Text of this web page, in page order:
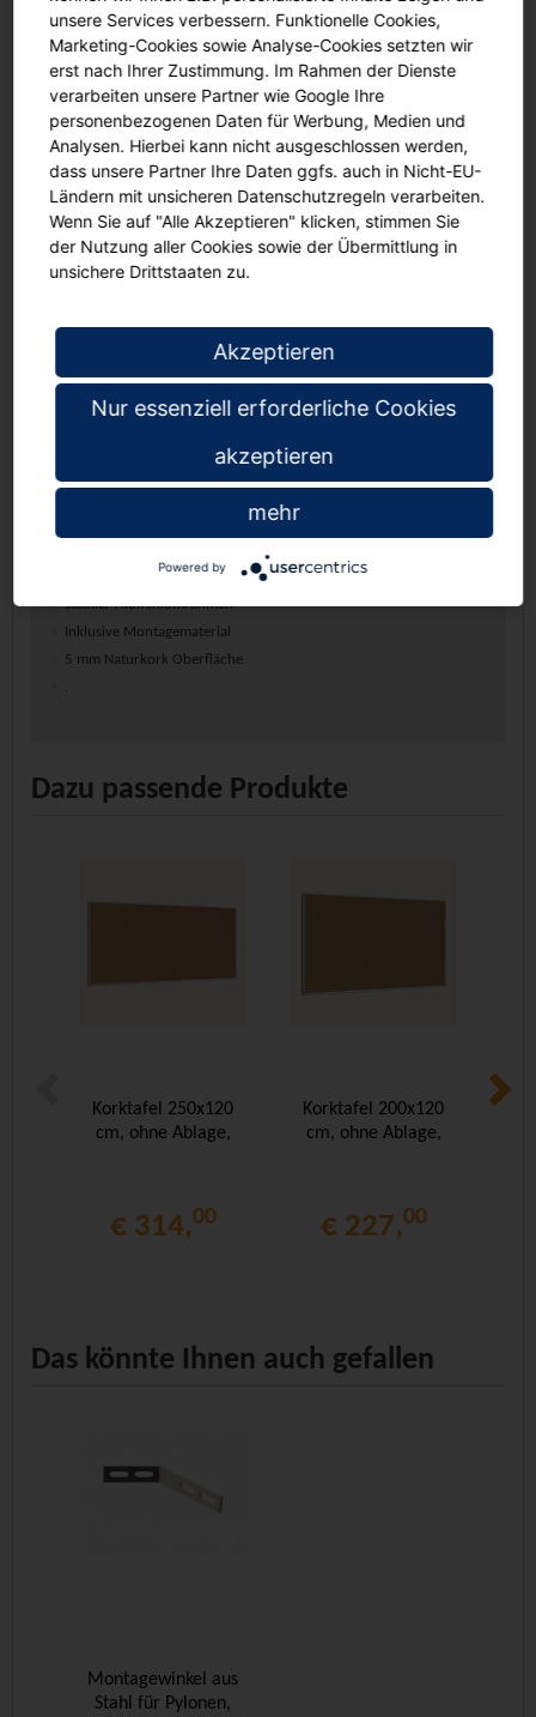
Das Montagematerial und eine Bauanleitung sind im Lieferumfang
enthalten.
Die Lieferung erfolgt kostenfrei in den gewünschten Raum.
Details zum Produkt:
5 mm Naturkork-Oberfläche
Trägerplatte 16 mm Mineralfaserplatte
abgerundete Kunststoffecken
Aufhängung im Hoch- oder Querformat
Maße:
stabiler Aluminiumrahmen
Inklusive Montagematerial
5 mm Naturkork Oberfläche
.
Dazu passende Produkte
Korktafel 250x120
cm, ohne Ablage,
€ 314,00
Korktafel 200x120
cm, ohne Ablage,
€ 227,00
Das könnte Ihnen auch gefallen
Montagewinkel aus
Stahl für Pylonen,
unsere Services verbessern. Funktionelle Cookies,
Marketing-Cookies sowie Analyse-Cookies setzten wir
erst nach Ihrer Zustimmung. Im Rahmen der Dienste
verarbeiten unsere Partner wie Google Ihre
personenbezogenen Daten für Werbung, Medien und
Analysen. Hierbei kann nicht ausgeschlossen werden,
dass unsere Partner Ihre Daten ggfs. auch in Nicht-EU-
Ländern mit unsicheren Datenschutzregeln verarbeiten.
Wenn Sie auf "Alle Akzeptieren" klicken, stimmen Sie
der Nutzung aller Cookies sowie der Übermittlung in
unsichere Drittstaaten zu.
Akzeptieren
Nur essenziell erforderliche Cookies
akzeptieren
mehr
Powered by